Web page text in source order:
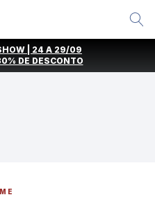
| 24 A 29/09
DE DESCONTO